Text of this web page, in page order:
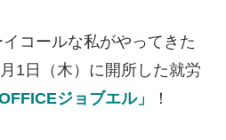
コールな私がやってきた
1日（木）に開所した就労
ジョブエル」 ！